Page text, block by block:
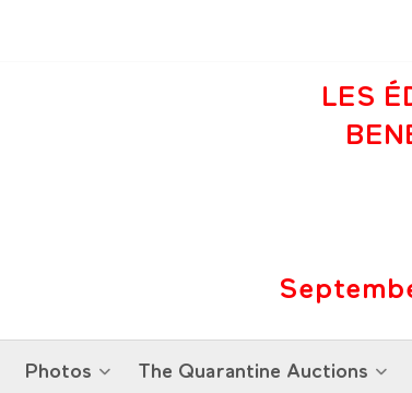
LES
Photos The Quarantine Auctions